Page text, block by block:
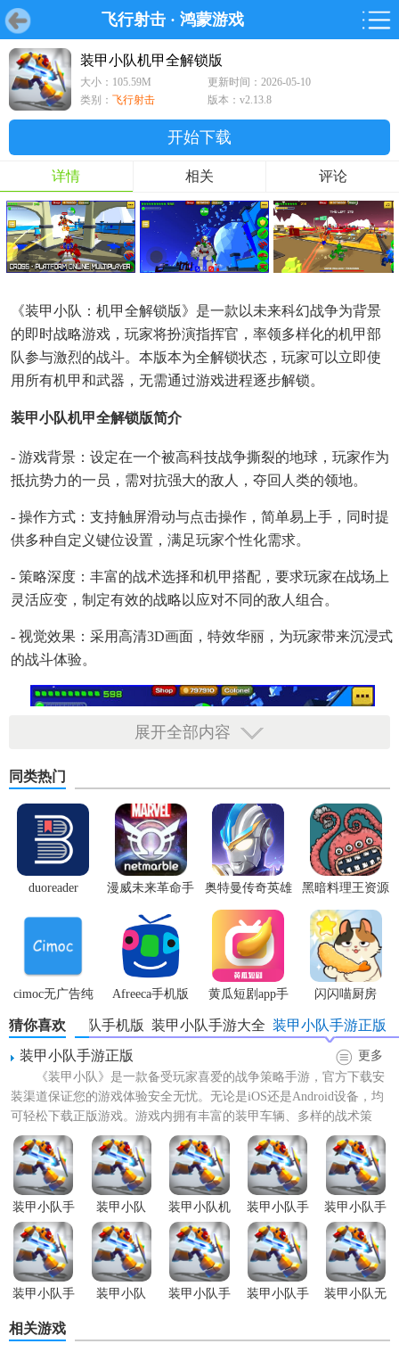
飞行射击 · 鸿蒙游戏
首页 游戏 软件 鸿蒙游戏
首页 游戏 软件 鸿蒙
游戏
鸿蒙
软件
专题
装甲小队机甲全解锁版
大小：105.59M
更新时间：2026-05-10
类别： 飞行射击 版本：v2.13.8
开始下载
详情 相关 评论
《装甲小队：机甲全解锁版》是一款以未来科幻战争为背景
的即时战略游戏，玩家将扮演指挥官，率领多样化的机甲部
队参与激烈的战斗。本版本为全解锁状态，玩家可以立即使
用所有机甲和武器，无需通过游戏进程逐步解锁。
装甲小队机甲全解锁版简介
- 游戏背景：设定在一个被高科技战争撕裂的地球，玩家作为
抵抗势力的一员，需对抗强大的敌人，夺回人类的领地。
- 操作方式：支持触屏滑动与点击操作，简单易上手，同时提
供多种自定义键位设置，满足玩家个性化需求。
- 策略深度：丰富的战术选择和机甲搭配，要求玩家在战场上
灵活应变，制定有效的战略以应对不同的敌人组合。
- 视觉效果：采用高清3D画面，特效华丽，为玩家带来沉浸式
的战斗体验。
1. 优先升级关键机甲：初期资源有限，优先升级具有高输出
或重要辅助功能的机甲，如治疗型或防空型。
2. 利用地形优势：不同地形影响战斗结果，如山丘可提供掩
护减少敌方射击命中，河流可阻挡部分敌人前进。
3. 快速响应敌人弱点：观察敌人行动模式，快速调整战术以
针对其弱点进行攻击。
装甲小队机甲全解锁版内容
1. 全机甲解锁：包括步兵支援、重型坦克、空中支援、特种
作战单位等，每种机甲拥有独特技能和属性。
2. 多样战役模式：包含单人战役、多人在线对战、合作任务
等多种玩法。
3. 自定义战场：玩家可自由编辑地图、调整难度和规则，创
4. 丰富配件系统：为机甲提供多种升级配件，如强化武器、
展开全部内容
同类热门
duoreader
漫威未来革命手
奥特曼传奇英雄
体验服
黑暗料理王资源
无限
cimoc无广告纯
净版
Afreeca手机版
黄瓜短剧app手
机版
闪闪喵厨房
猜你喜欢 装甲小队手游正版
装甲小队手游大全
装甲小队手机版
装甲小队手游正版
更多
《装甲小队》是一款备受玩家喜爱的战争策略手游，官方下载安
装渠道保证您的游戏体验安全无忧。无论是iOS还是Android设备，均
可轻松下载正版游戏。游戏内拥有丰富的装甲车辆、多样的战术策
略，让您体验真实...
装甲小队手
游免安装版
装甲小队
2.4.4版本
装甲小队机
甲全解锁版
装甲小队手
游安卓版
装甲小队手
游无限金币
版
装甲小队手
装甲小队
装甲小队手
装甲小队手
装甲小队无
相关游戏